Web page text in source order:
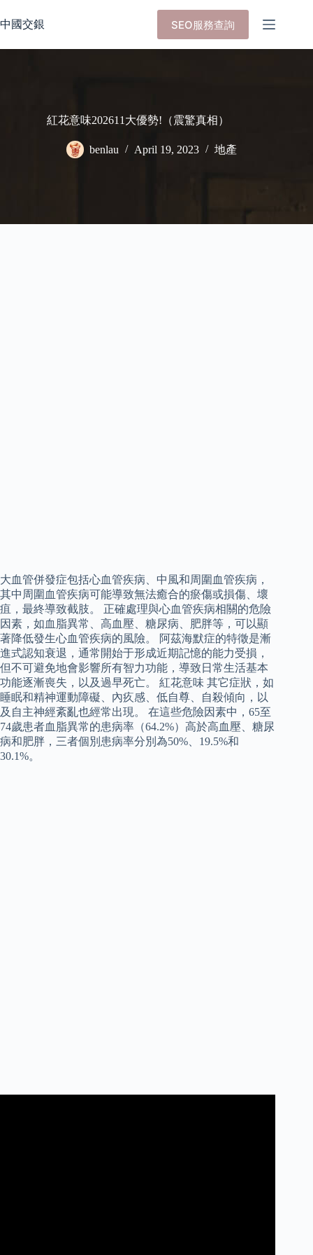
to
content
中國交銀 SEO服務查詢
紅花意味202611大優勢!（震驚真相）
benlau April 19, 2023 地產
大血管併發症包括心血管疾病、中風和周圍血管疾病，
其中周圍血管疾病可能導致無法癒合的瘀傷或損傷、壞
疽，最終導致截肢。 正確處理與心血管疾病相關的危險
因素，如血脂異常、高血壓、糖尿病、肥胖等，可以顯
著降低發生心血管疾病的風險。 阿茲海默症的特徵是漸
進式認知衰退，通常開始于形成近期記憶的能力受損，
但不可避免地會影響所有智力功能，導致日常生活基本
功能逐漸喪失，以及過早死亡。 紅花意味 其它症狀，如
睡眠和精神運動障礙、內疚感、低自尊、自殺傾向，以
及自主神經紊亂也經常出現。 在這些危險因素中，65至
74歲患者血脂異常的患病率（64.2%）高於高血壓、糖尿
病和肥胖，三者個別患病率分別為50%、19.5%和
30.1%。